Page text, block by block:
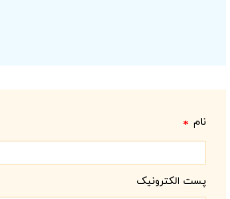
نام *
پست الکترونیک